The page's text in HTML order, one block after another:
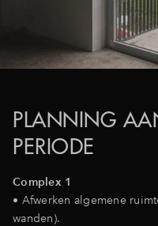
PLANNING
PERIODE
Complex 1
• Afwerken algemene
wanden).